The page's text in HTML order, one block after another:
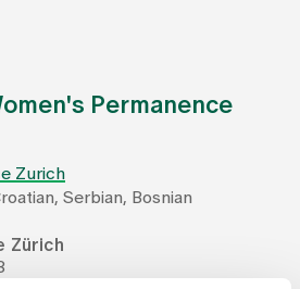
Permanence
Zurich
Serbian, Bosnian
Zürich